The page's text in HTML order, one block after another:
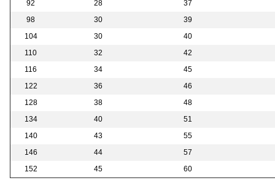
92
28
37
98
30
39
104
30
40
110
32
42
116
34
45
122
36
46
128
38
48
134
40
51
140
43
55
146
44
57
152
45 60